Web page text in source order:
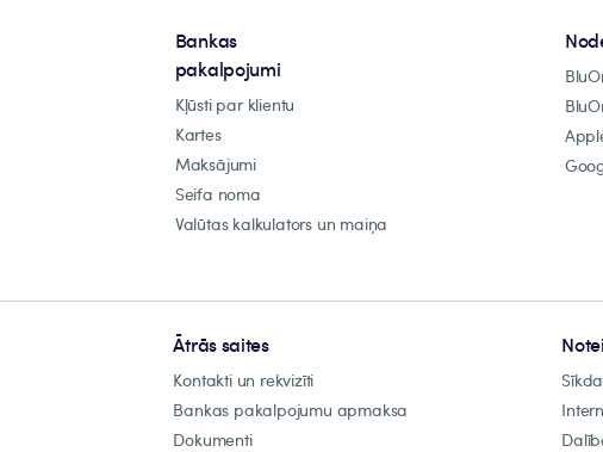
Bankas
pakalpojumi
Kļūsti par klientu
Kartes
Maksājumi
Seifa noma
Valūtas kalkulators un maiņa
Ātrās saites
Kontakti un rekvizīti
Bankas pakalpojumu apmaksa
Dokumenti